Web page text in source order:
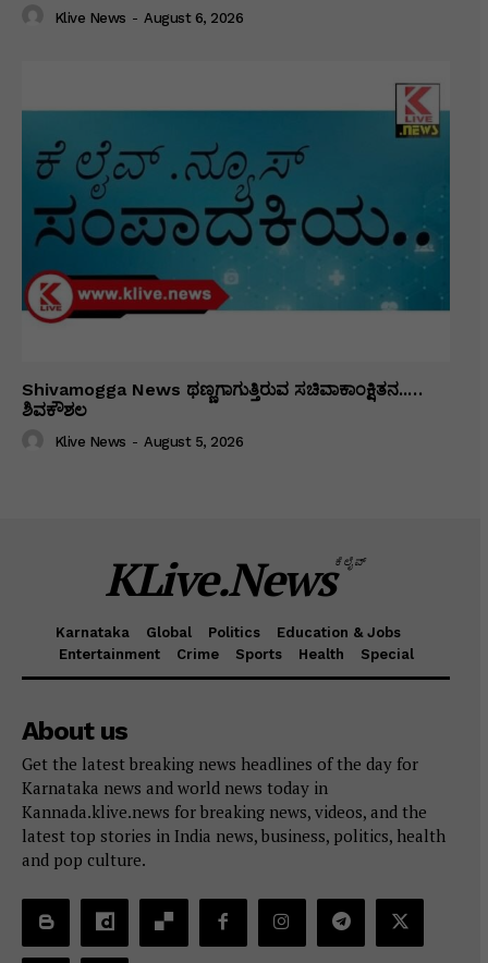
Klive News - August 6, 2026
Shivamogga News ಥಣ್ಣಗಾಗುತ್ತಿರುವ ಸಚಿವಾಕಾಂಕ್ಷಿತನ..…
ಶಿವಕೌಶಲ
Klive News - August 5, 2026
KLive.Newsಕೆಲೈವ್
Karnataka Global Politics
Education & Jobs
Entertainment
Crime Sports Health Special
About us
Get the latest breaking news headlines of the day for
Karnataka news and world news today in
Kannada.klive.news for breaking news, videos, and the
latest top stories in India news, business, politics, health
and pop culture.